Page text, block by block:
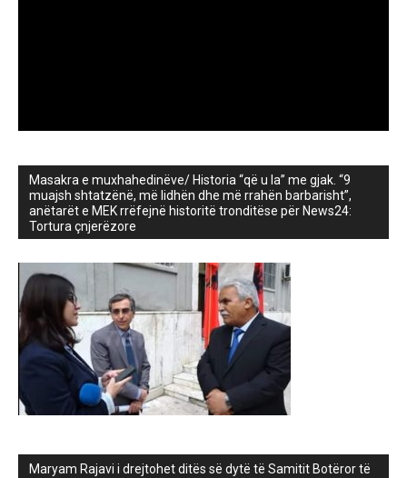
Masakra e muxhahedinëve/ Historia “që u la” me gjak. “9
muajsh shtatzënë, më lidhën dhe më rrahën barbarisht”,
anëtarët e MEK rrëfejnë historitë tronditëse për News24:
Tortura çnjerëzore
Maryam Rajavi i drejtohet ditës së dytë të Samitit Botëror të